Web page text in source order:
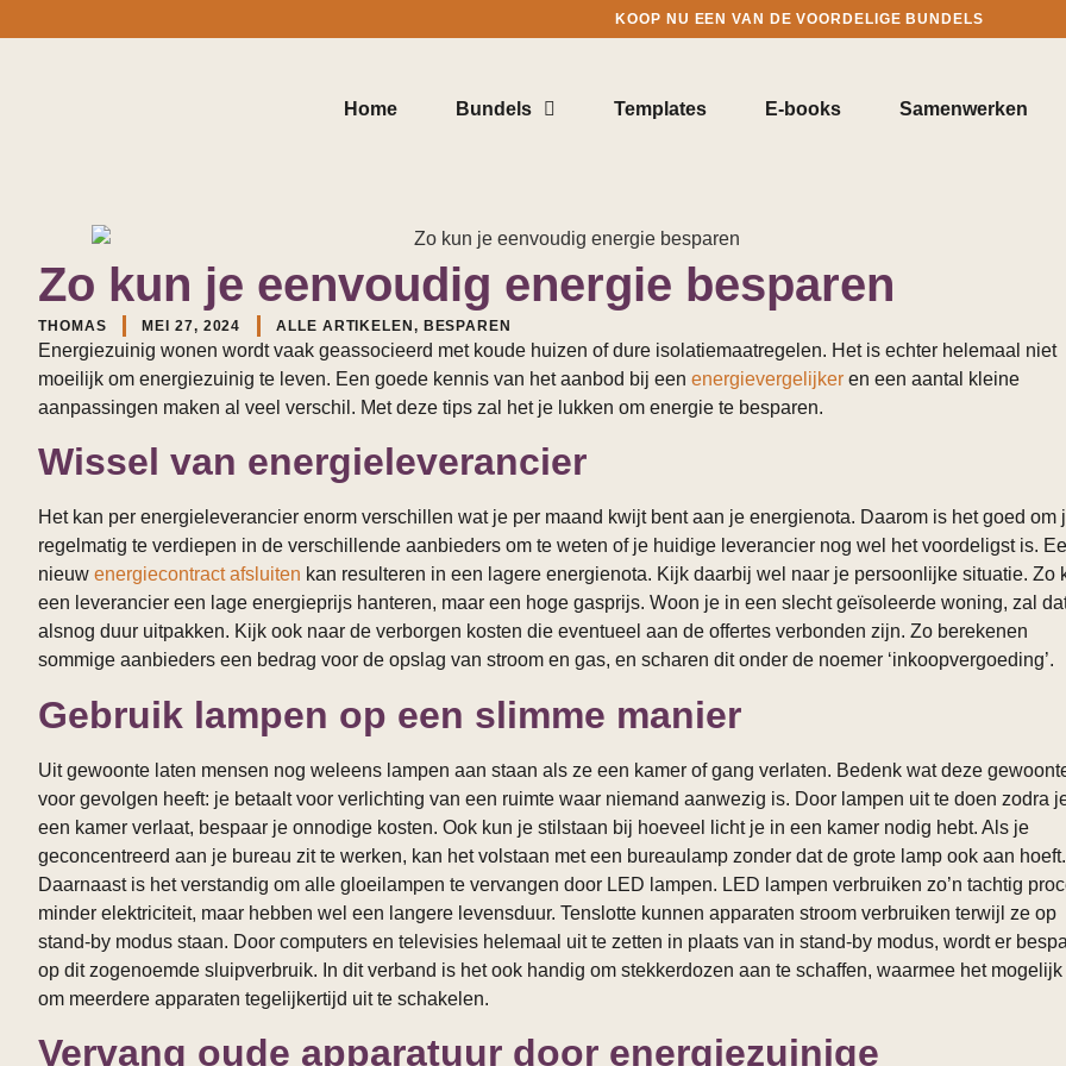
KOOP NU EEN VAN DE VOORDELIGE BUNDELS
Home Bundels Templates E-books Samenwerken
Zo kun je eenvoudig energie besparen
THOMAS MEI 27, 2024 ALLE ARTIKELEN, BESPAREN
Energiezuinig wonen wordt vaak geassocieerd met koude huizen of dure isolatiemaatregelen. Het is echter helemaal niet
moeilijk om energiezuinig te leven. Een goede kennis van het aanbod bij een energievergelijker en een aantal kleine
aanpassingen maken al veel verschil. Met deze tips zal het je lukken om energie te besparen.
Wissel van energieleverancier
Het kan per energieleverancier enorm verschillen wat je per maand kwijt bent aan je energienota. Daarom is het goed om
regelmatig te verdiepen in de verschillende aanbieders om te weten of je huidige leverancier nog wel het voordeligst is.
nieuw energiecontract afsluiten kan resulteren in een lagere energienota. Kijk daarbij wel naar je persoonlijke situatie. Zo
een leverancier een lage energieprijs hanteren, maar een hoge gasprijs. Woon je in een slecht geïsoleerde woning, zal
alsnog duur uitpakken. Kijk ook naar de verborgen kosten die eventueel aan de offertes verbonden zijn. Zo berekenen
sommige aanbieders een bedrag voor de opslag van stroom en gas, en scharen dit onder de noemer ‘inkoopvergoeding’.
Gebruik lampen op een slimme manier
Uit gewoonte laten mensen nog weleens lampen aan staan als ze een kamer of gang verlaten. Bedenk wat deze
voor gevolgen heeft: je betaalt voor verlichting van een ruimte waar niemand aanwezig is. Door lampen uit te doen zodra
een kamer verlaat, bespaar je onnodige kosten. Ook kun je stilstaan bij hoeveel licht je in een kamer nodig hebt. Als je
geconcentreerd aan je bureau zit te werken, kan het volstaan met een bureaulamp zonder dat de grote lamp ook aan hoeft.
Daarnaast is het verstandig om alle gloeilampen te vervangen door LED lampen. LED lampen verbruiken zo’n tachtig
minder elektriciteit, maar hebben wel een langere levensduur. Tenslotte kunnen apparaten stroom verbruiken terwijl ze op
stand-by modus staan. Door computers en televisies helemaal uit te zetten in plaats van in stand-by modus, wordt er
op dit zogenoemde sluipverbruik. In dit verband is het ook handig om stekkerdozen aan te schaffen, waarmee het mogelijk
om meerdere apparaten tegelijkertijd uit te schakelen.
Vervang oude apparatuur door energiezuinige